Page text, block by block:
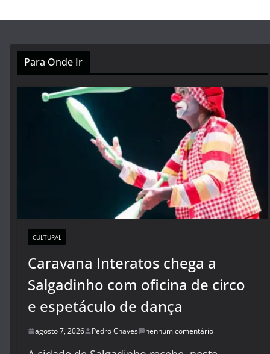
Para Onde Ir
CULTURAL
Caravana Interatos chega a
Salgadinho com oficina de circo
e espetáculo de dança
agosto 7, 2026 Pedro Chaves nenhum comentário